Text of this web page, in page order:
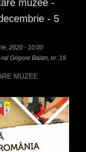
muzee -
- 5
2020 - 10:00
Grigore Balan, nr. 19
MUZEE